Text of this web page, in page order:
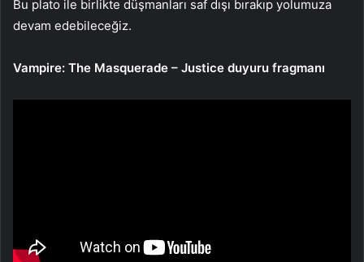
Bu plato ile birlikte düşmanları saf dışı bırakıp yolumuza
devam edebileceğiz.
Vampire: The Masquerade – Justice duyuru fragmanı